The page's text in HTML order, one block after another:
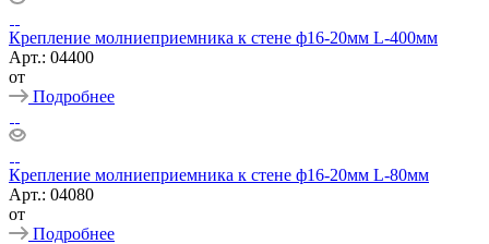
Крепление молниеприемника к стене ф16-20мм L-400мм
Арт.: 04400
от
Подробнее
Крепление молниеприемника к стене ф16-20мм L-80мм
Арт.: 04080
от
Подробнее